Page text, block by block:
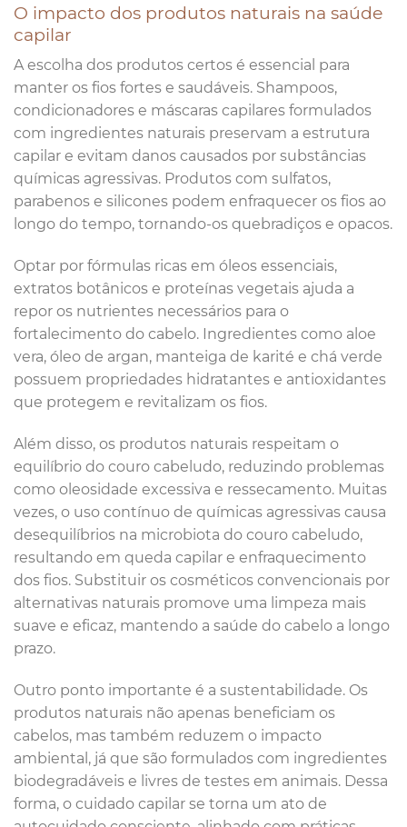
O impacto dos produtos naturais na saúde
capilar
A escolha dos produtos certos é essencial para
manter os fios fortes e saudáveis. Shampoos,
condicionadores e máscaras capilares formulados
com ingredientes naturais preservam a estrutura
capilar e evitam danos causados por substâncias
químicas agressivas. Produtos com sulfatos,
parabenos e silicones podem enfraquecer os fios ao
longo do tempo, tornando-os quebradiços e opacos.
Optar por fórmulas ricas em óleos essenciais,
extratos botânicos e proteínas vegetais ajuda a
repor os nutrientes necessários para o
fortalecimento do cabelo. Ingredientes como aloe
vera, óleo de argan, manteiga de karité e chá verde
possuem propriedades hidratantes e antioxidantes
que protegem e revitalizam os fios.
Além disso, os produtos naturais respeitam o
equilíbrio do couro cabeludo, reduzindo problemas
como oleosidade excessiva e ressecamento. Muitas
vezes, o uso contínuo de químicas agressivas causa
desequilíbrios na microbiota do couro cabeludo,
resultando em queda capilar e enfraquecimento
dos fios. Substituir os cosméticos convencionais por
alternativas naturais promove uma limpeza mais
suave e eficaz, mantendo a saúde do cabelo a longo
prazo.
Outro ponto importante é a sustentabilidade. Os
produtos naturais não apenas beneficiam os
cabelos, mas também reduzem o impacto
ambiental, já que são formulados com ingredientes
biodegradáveis e livres de testes em animais. Dessa
forma, o cuidado capilar se torna um ato de